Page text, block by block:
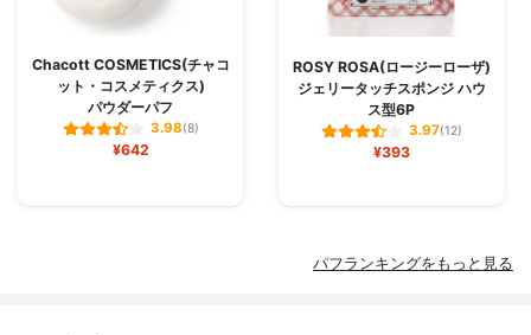
Chacott COSMETICS(チャコ
ット・コスメティクス)
パウダーパフ
3.98(8)
¥642
ROSY ROSA(ロージーローザ)
ジェリータッチスポンジ ハウ
ス型6P
3.97(12)
¥393
パフランキングをもっと見る